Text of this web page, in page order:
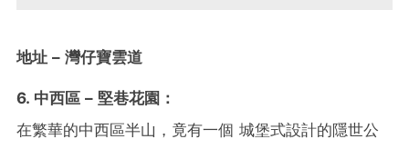
地址 – 灣仔寶雲道
6. 中西區 – 堅巷花園：
在繁華的中西區半山，竟有一個 城堡式設計的隱世公